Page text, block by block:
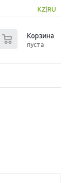
KZ RU
Корзина
пуста